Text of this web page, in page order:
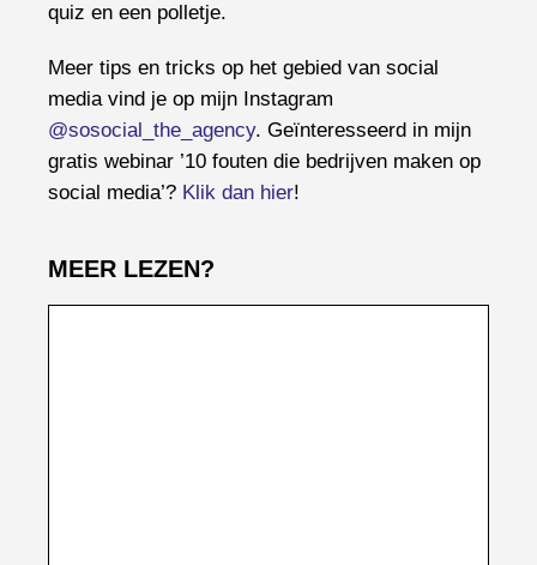
quiz en een polletje.
Meer tips en tricks op het gebied van social
media vind je op mijn Instagram
@sosocial_the_agency. Geïnteresseerd in mijn
gratis webinar ’10 fouten die bedrijven maken op
social media’? Klik dan hier!
MEER LEZEN?